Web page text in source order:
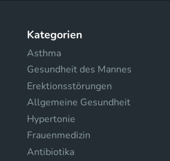
Kategorien
Asthma
Gesundheit des Mannes
Erektionsstörungen
Allgemeine Gesundheit
Hypertonie
Frauenmedizin
Antibiotika